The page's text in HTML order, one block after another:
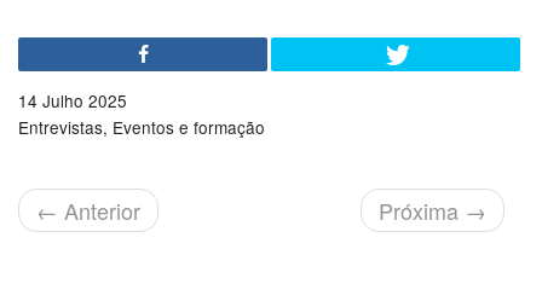
14 Julho 2025
Entrevistas Eventos e formação
← Anterior Próxima →